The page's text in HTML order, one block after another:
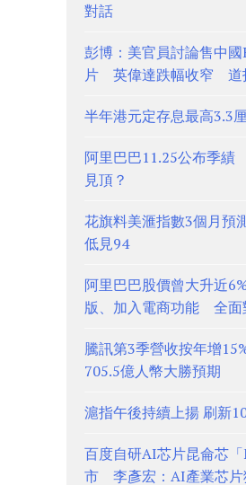
對話
彭博：美官員討論售中
片 英偉達跌幅收窄 道
半年港元定存息最高3.3
阿里巴巴11.25公布季
見頂？
花旗料美滙指數3個月預
低見94
阿里巴巴股價曾大升近
版、加入電商功能 全面
騰訊第3季營收按年增
705.5億人幣大勝預期
滬指午後持續上揚 刷新
百度自研AI芯片昆侖芯
市 李彥宏：AI產業芯片